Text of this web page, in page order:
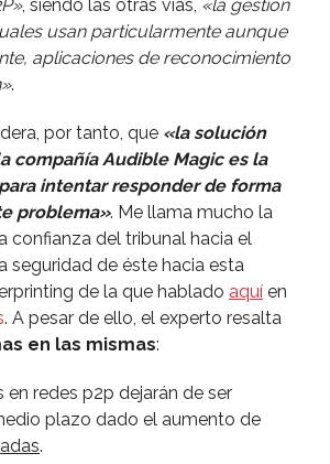
, siendo las otras ví­as, «la gestión
usan particularmente aunque
aplicaciones de reconocimiento
.
por tanto, que «la solución
compañí­a Audible Magic es la
intentar responder de forma
problema». Me llama mucho la
confianza del tribunal hacia el
seguridad de éste hacia esta
de la que hablado aquí­ en
. A pesar de ello, el experto resalta
en las mismas:
en redes p2p dejarán de ser
plazo dado el aumento de
.